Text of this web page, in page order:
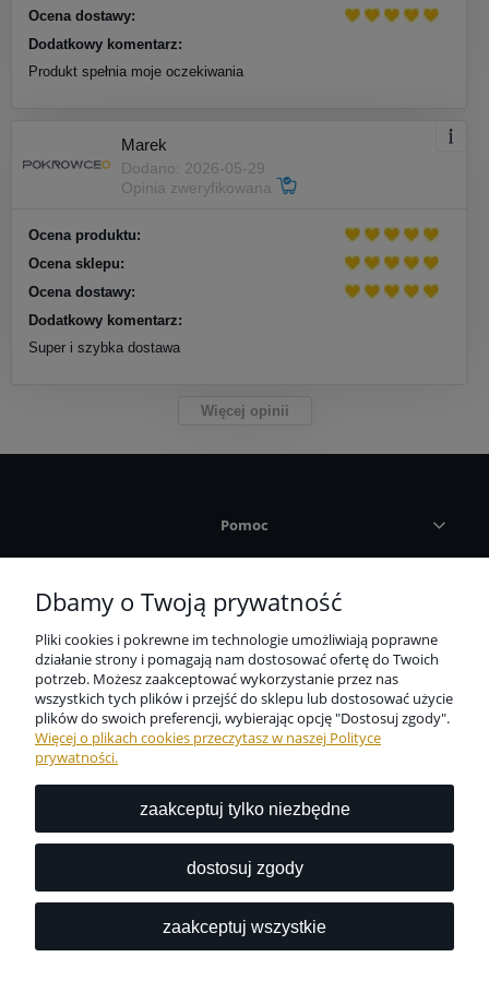
Ocena dostawy:
Dodatkowy komentarz:
Produkt spełnia moje oczekiwania
Marek
Dodano: 2026-05-29
Opinia zweryfikowana
Ocena produktu:
Ocena sklepu:
Ocena dostawy:
Dodatkowy komentarz:
Super i szybka dostawa
Więcej opinii
Pomoc
Płatności i dostawa
Informacje
O nas
Niezbędne zabezpieczenie dla wszystkich przedmiotów
Z nami to możliwe.
Dbamy o Twoją prywatność
Pliki cookies i pokrewne im technologie umożliwiają poprawne
działanie strony i pomagają nam dostosować ofertę do Twoich
potrzeb. Możesz zaakceptować wykorzystanie przez nas
wszystkich tych plików i przejść do sklepu lub dostosować użycie
plików do swoich preferencji, wybierając opcję "Dostosuj zgody".
Więcej o plikach cookies przeczytasz w naszej Polityce
prywatności.
zaakceptuj tylko niezbędne
dostosuj zgody
zaakceptuj wszystkie